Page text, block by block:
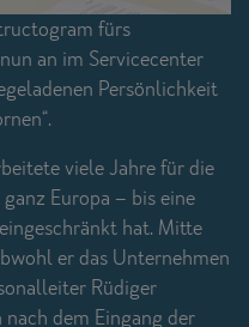
fürs
an im Servicecenter
Persönlichkeit
viele Jahre für die
Europa – bis eine
hat. Mitte
er das Unternehmen
Rüdiger
dem Eingang der